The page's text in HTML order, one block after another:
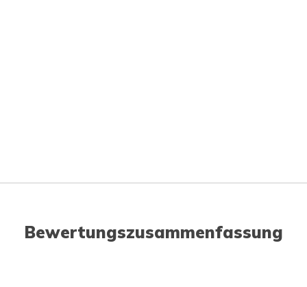
Bewertungszusammenfassung